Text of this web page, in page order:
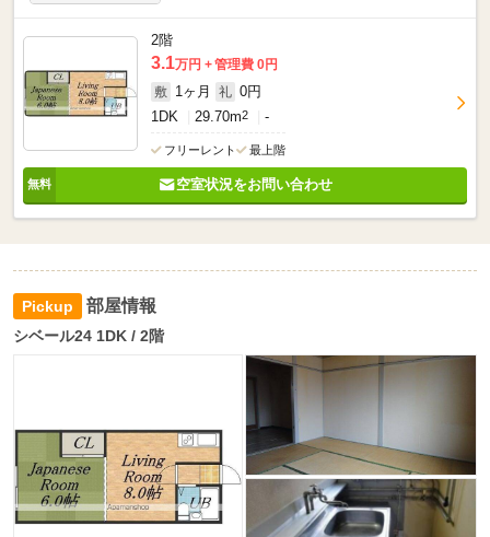
2階
3.1万円
管理費 0円
敷 1ヶ月 礼 0円
1DK
29.70m2 -
フリーレント 最上階
空室状況をお問い合わせ
部屋情報
シベール24 1DK / 2階